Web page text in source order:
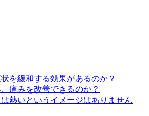
を緩和する効果があるのか？
痛みを改善できるのか？
熱いというイメージはありません